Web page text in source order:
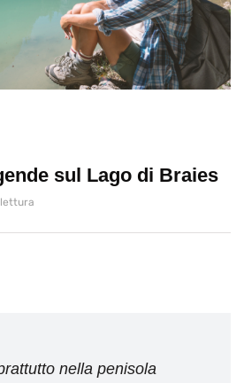
sul Lago di Braies
nella penisola